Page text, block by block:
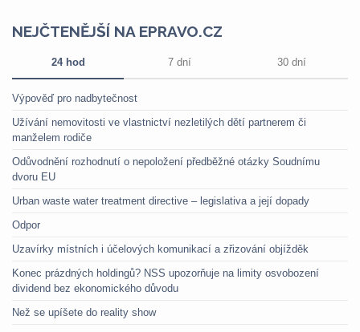
NEJČTENĚJŠÍ NA EPRAVO.CZ
24 hod 7 dní 30 dní
Výpověď pro nadbytečnost
Užívání nemovitosti ve vlastnictví nezletilých dětí partnerem či
manželem rodiče
Odůvodnění rozhodnutí o nepoložení předběžné otázky Soudnímu
dvoru EU
Urban waste water treatment directive – legislativa a její dopady
Odpor
Uzavírky místních i účelových komunikací a zřizování objížděk
Konec prázdných holdingů? NSS upozorňuje na limity osvobození
dividend bez ekonomického důvodu
Než se upíšete do reality show